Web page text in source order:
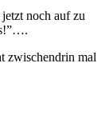
noch auf zu
zwischendrin mal